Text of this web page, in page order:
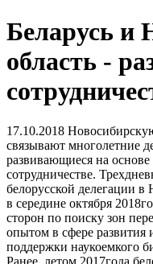
Беларусь и
область -
17.10.2018
связывают многолетние
развивающиеся на
сотрудничестве.
белорусской делегации
в середине октября
сторон по поиску зон
опытом в сфере
поддержки наукоемкого
Ранее, летом 2017года